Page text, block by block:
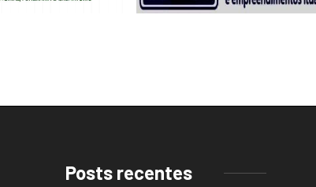
Posts recentes